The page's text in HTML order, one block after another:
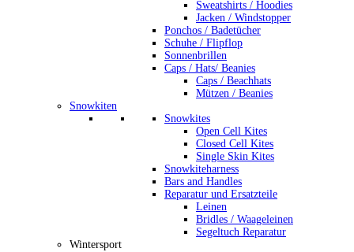
Sweatshirts / Hoodies
Jacken / Windstopper
Ponchos / Badetücher
Schuhe / Flipflop
Sonnenbrillen
Caps / Hats/ Beanies
Caps / Beachhats
Mützen / Beanies
Snowkiten
Snowkites
Open Cell Kites
Closed Cell Kites
Single Skin Kites
Snowkiteharness
Bars and Handles
Reparatur und Ersatzteile
Leinen
Bridles / Waageleinen
Segeltuch Reparatur
Wintersport